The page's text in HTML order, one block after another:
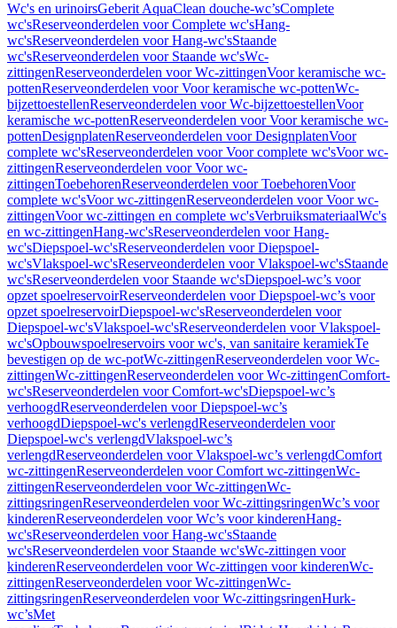
Wc's en urinoirsGeberit AquaClean douche-wc’sComplete
wc'sReserveonderdelen voor Complete wc'sHang-
wc'sReserveonderdelen voor Hang-wc'sStaande
wc'sReserveonderdelen voor Staande wc'sWc-
zittingenReserveonderdelen voor Wc-zittingenVoor keramische wc-
pottenReserveonderdelen voor Voor keramische wc-pottenWc-
bijzettoestellenReserveonderdelen voor Wc-bijzettoestellenVoor
keramische wc-pottenReserveonderdelen voor Voor keramische wc-
pottenDesignplatenReserveonderdelen voor DesignplatenVoor
complete wc'sReserveonderdelen voor Voor complete wc'sVoor wc-
zittingenReserveonderdelen voor Voor wc-
zittingenToebehorenReserveonderdelen voor ToebehorenVoor
complete wc'sVoor wc-zittingenReserveonderdelen voor Voor wc-
zittingenVoor wc-zittingen en complete wc'sVerbruiksmateriaalWc's
en wc-zittingenHang-wc'sReserveonderdelen voor Hang-
wc'sDiepspoel-wc'sReserveonderdelen voor Diepspoel-
wc'sVlakspoel-wc'sReserveonderdelen voor Vlakspoel-wc'sStaande
wc'sReserveonderdelen voor Staande wc'sDiepspoel-wc’s voor
opzet spoelreservoirReserveonderdelen voor Diepspoel-wc’s voor
opzet spoelreservoirDiepspoel-wc'sReserveonderdelen voor
Diepspoel-wc'sVlakspoel-wc'sReserveonderdelen voor Vlakspoel-
wc'sOpbouwspoelreservoirs voor wc's, van sanitaire keramiekTe
bevestigen op de wc-potWc-zittingenReserveonderdelen voor Wc-
zittingenWc-zittingenReserveonderdelen voor Wc-zittingenComfort-
wc'sReserveonderdelen voor Comfort-wc'sDiepspoel-wc’s
verhoogdReserveonderdelen voor Diepspoel-wc’s
verhoogdDiepspoel-wc's verlengdReserveonderdelen voor
Diepspoel-wc's verlengdVlakspoel-wc’s
verlengdReserveonderdelen voor Vlakspoel-wc’s verlengdComfort
wc-zittingenReserveonderdelen voor Comfort wc-zittingenWc-
zittingenReserveonderdelen voor Wc-zittingenWc-
zittingsringenReserveonderdelen voor Wc-zittingsringenWc’s voor
kinderenReserveonderdelen voor Wc’s voor kinderenHang-
wc'sReserveonderdelen voor Hang-wc'sStaande
wc'sReserveonderdelen voor Staande wc'sWc-zittingen voor
kinderenReserveonderdelen voor Wc-zittingen voor kinderenWc-
zittingenReserveonderdelen voor Wc-zittingenWc-
zittingsringenReserveonderdelen voor Wc-zittingsringenHurk-
wc’sMet